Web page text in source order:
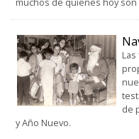
de
y Año Nuevo.